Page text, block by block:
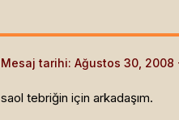
Mesaj tarihi: Ağustos 30, 2008
saol tebriğin için arkadaşım.